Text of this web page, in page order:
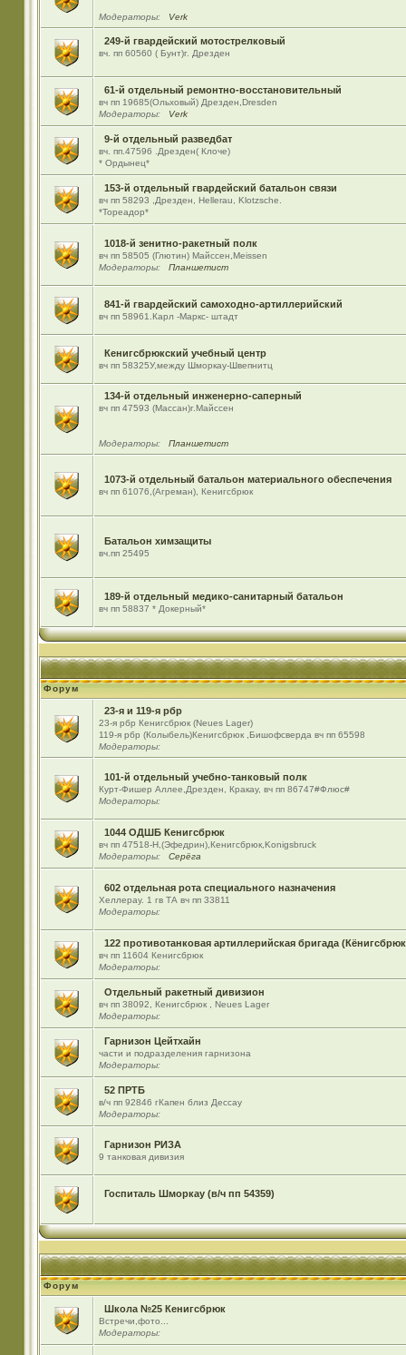
Модераторы: Verk
249-й гвардейский мотострелковый
вч. пп 60560 ( Бунт)г. Дрезден
61-й отдельный ремонтно-восстановительный
вч пп 19685(Ольховый) Дрезден,Dresden
Модераторы:
Verk
9-й отдельный разведбат
вч. пп.47596 .Дрезден( Клоче)
* Ордынец*
153-й отдельный гвардейский батальон связи
вч пп 58293 ,Дрезден, Hellerau, Klotzsche.
*Тореадор*
1018-й зенитно-ракетный полк
вч пп 58505 (Глютин) Майсcен,Meissen
Модераторы:
Планшетист
841-й гвардейский самоходно-артиллерийский
вч пп 58961.Карл -Маркс- штадт
Кенигсбрюкский учебный центр
вч пп 58325У,между Шморкау-Швепнитц
134-й отдельный инженерно-саперный
вч пп 47593 (Массан)г.Майссен
Модераторы: Планшетист
1073-й отдельный батальон материального обеспечения
вч пп 61076,(Агреман), Кенигсбрюк
Батальон химзащиты
вч.пп 25495
189-й отдельный медико-санитарный батальон
вч пп 58837 * Докерный*
Форум
23-я и 119-я рбр
23-я рбр Кенигсбрюк (Neues Lager)
119-я рбр (Колыбель)Кенигсбрюк ,Бишофсверда вч пп 65598
Модераторы:
101-й отдельный учебно-танковый полк
Курт-Фишер Аллее,Дрезден, Кракау, вч пп 86747#Флюс#
Модераторы:
1044 ОДШБ Кенигсбрюк
вч пп 47518-Н,(Эфедрин),Кенигсбрюк,Konigsbruck
Модераторы:
Серёга
602 отдельная рота специального назначения
Хеллерау. 1 гв ТА вч пп 33811
Модераторы:
122 противотанковая артиллерийская бригада
вч пп 11604 Кенигсбрюк
Модераторы:
Отдельный ракетный дивизион
вч пп 38092, Кенигсбрюк , Neues Lager
Модераторы:
Гарнизон Цейтхайн
части и подразделения гарнизона
Модераторы:
52 ПРТБ
в/ч пп 92846 гКапен близ Дессау
Модераторы:
Гарнизон РИЗА
9 танковая дивизия
Госпиталь Шморкау (в/ч пп 54359)
Форум
Школа №25 Кенигсбрюк
Встречи,фото...
Модераторы: